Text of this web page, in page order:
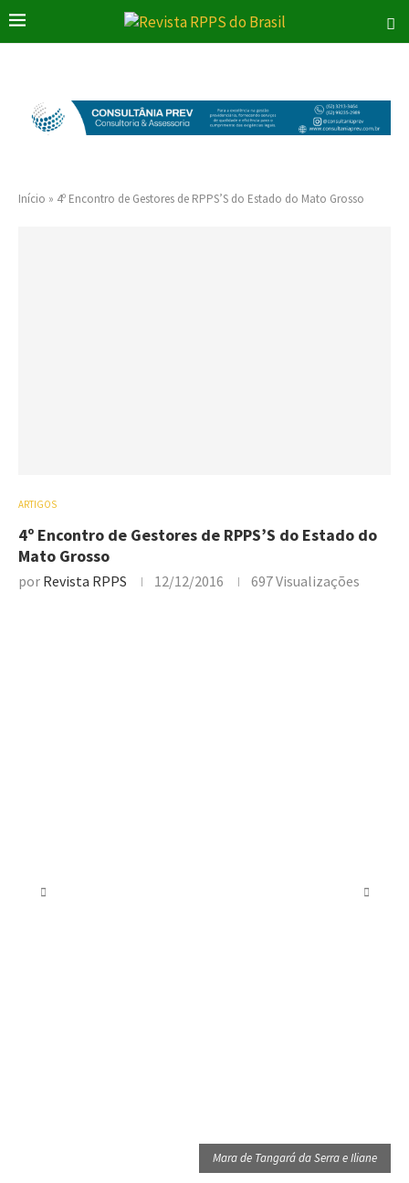
Início » 4º Encontro de Gestores de RPPS’S do Estado do Mato Grosso
ARTIGOS
4º Encontro de Gestores de RPPS’S do Estado do
Mato Grosso
por Revista RPPS 12/12/2016 697Visualizações
Mara de Tangará da Serra e Iliane